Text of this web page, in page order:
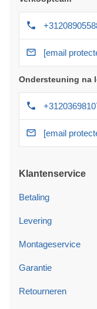
[email
Ondersteuning na
[email
Klantenservice
Betaling
Levering
Montageservice
Garantie
Retourneren